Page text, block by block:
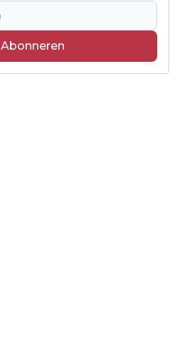
Abonneren